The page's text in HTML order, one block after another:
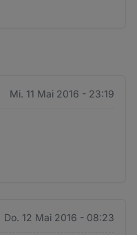
Mi. 11 Mai 2016 - 23:19
Do. 12 Mai 2016 - 08:23